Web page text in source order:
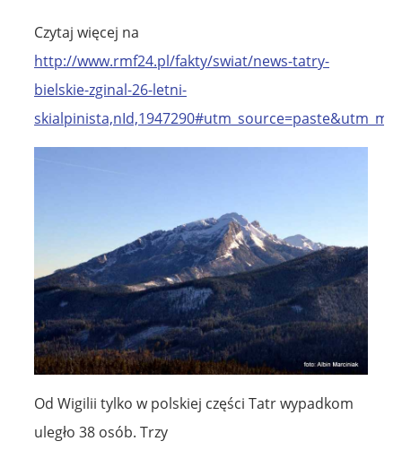
Czytaj więcej na
http://www.rmf24.pl/fakty/swiat/news-tatry-
bielskie-zginal-26-letni-
Od Wigilii tylko w polskiej części Tatr wypadkom
uległo 38 osób. Trzy